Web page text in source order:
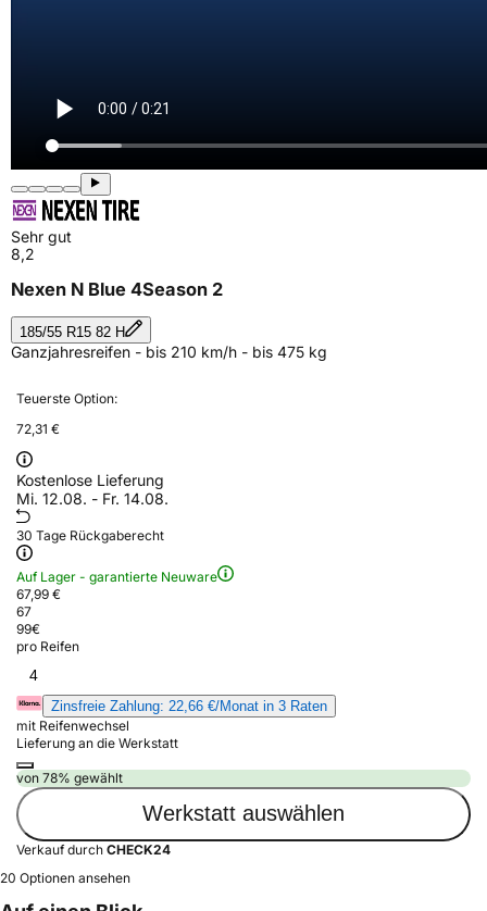
Sehr gut
8,2
Nexen N Blue 4Season 2
185/55 R15 82 H
Ganzjahresreifen - bis 210 km/h - bis 475 kg
Teuerste Option:
72,31 €
Kostenlose Lieferung
Mi. 12.08. - Fr. 14.08.
30 Tage Rückgaberecht
Auf Lager - garantierte Neuware
67,99 €
67
99€
pro Reifen
4
Zinsfreie Zahlung: 22,66 €/Monat in 3 Raten
mit Reifenwechsel
Lieferung an die Werkstatt
von 78% gewählt
Werkstatt auswählen
Verkauf durch CHECK24
20 Optionen ansehen